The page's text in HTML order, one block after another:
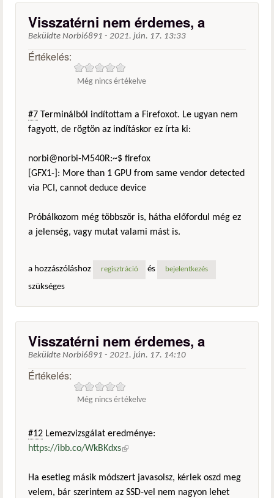
Visszatérni nem érdemes, a
Beküldte Norbi6891 - 2021. jún. 17. 13:33
Értékelés:
Még nincs értékelve
#7 Terminálból indítottam a Firefoxot. Le ugyan nem
fagyott, de rögtön az indításkor ez írta ki:
norbi@norbi-M540R:~$ firefox
[GFX1-]: More than 1 GPU from same vendor detected
via PCI, cannot deduce device
Próbálkozom még többször is, hátha előfordul még ez
a jelenség, vagy mutat valami mást is.
a hozzászóláshoz regisztráció és bejelentkezés
szükséges
Visszatérni nem érdemes, a
Beküldte Norbi6891 - 2021. jún. 17. 14:10
Értékelés:
Még nincs értékelve
#12 Lemezvizsgálat eredménye:
https://ibb.co/WkBKdxs(külső hivatkozás)
Ha esetleg másik módszert javasolsz, kérlek oszd meg
velem, bár szerintem az SSD-vel nem nagyon lehet